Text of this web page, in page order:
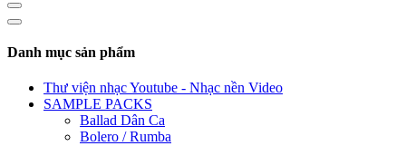
Danh mục sản phẩm
Thư viện nhạc Youtube - Nhạc nền Video
SAMPLE PACKS
Ballad Dân Ca
Bolero / Rumba